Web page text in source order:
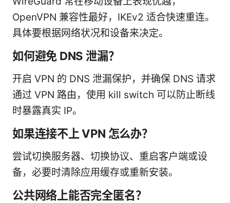
OpenVPN 兼容性最好，IKEv2 适合快速重连。
具体要根据网络状况和设备来决定。
如何避免 DNS 泄漏？
开启 VPN 的 DNS 泄漏保护，并确保 DNS 请求
通过 VPN 路由，使用 kill switch 可以防止断线
时暴露真实 IP。
如果连接不上 VPN 怎么办？
尝试切换服务器、切换协议、重启客户端或设
备，必要时清除应用缓存或重新安装。
公共网络上能否完全匿名？